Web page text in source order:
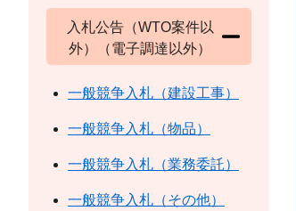
入札公告（WTO案件以
外）（電子調達以外）
一般競争入札（建設工事）
一般競争入札（物品）
一般競争入札（業務委託）
一般競争入札（その他）